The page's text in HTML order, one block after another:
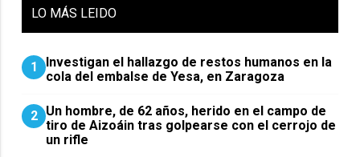
LO MÁS LEIDO
1
Investigan el hallazgo de restos humanos en la
cola del embalse de Yesa, en Zaragoza
2 Un hombre, de 62 años, herido en el campo de
tiro de Aizoáin tras golpearse con el cerrojo de
un rifle